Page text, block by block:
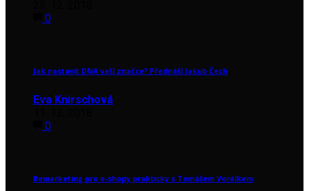
0
Jak nastavit DNA vaší značce? Přednáší Jakub Čech
Eva Knirschová
0
Remarketing pro e-shopy prakticky s Tomášem Vorálkem